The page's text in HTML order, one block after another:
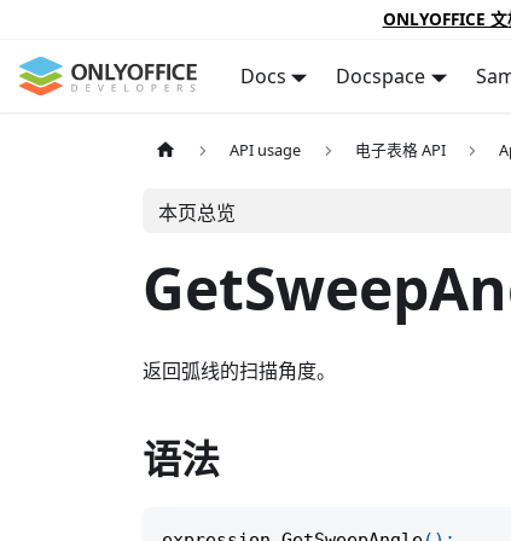
ONLYOFFICE
Docs Docspace
API usage 电子表格 API
本页总览
返回弧线的扫描角度。
语法